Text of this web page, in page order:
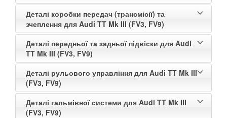
Деталі коробки передач (трансмісії) та
зчеплення для Audi TT Mk III (FV3, FV9)
Деталі передньої та задньої підвіски для Audi
TT Mk III (FV3, FV9)
Деталі рульового управління для Audi TT Mk III
(FV3, FV9)
Деталі гальмівної системи для Audi TT Mk III
(FV3, FV9)